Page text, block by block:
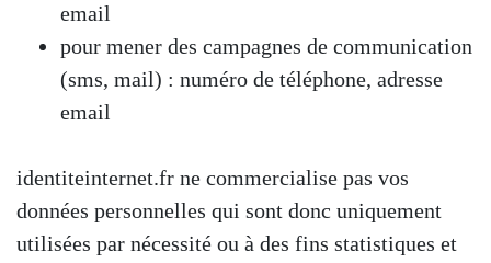
email
pour mener des campagnes de communication
(sms, mail) : numéro de téléphone, adresse
email
identiteinternet.fr ne commercialise pas vos
données personnelles qui sont donc uniquement
utilisées par nécessité ou à des fins statistiques et